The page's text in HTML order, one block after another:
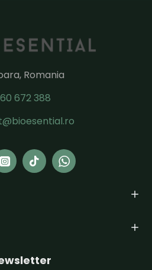
Romania
672 388